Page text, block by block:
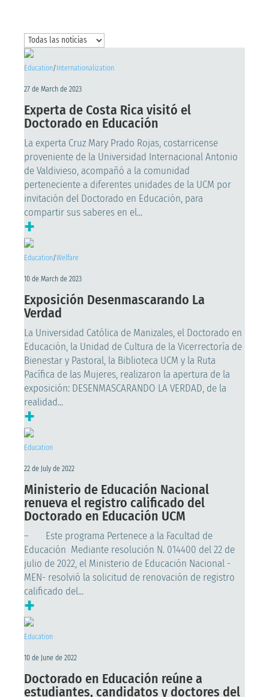
Education/ Internationalization
27 de March de 2023
Experta de Costa Rica visitó el
Doctorado en Educación
La experta Cruz Mary Prado Rojas, costarricense
proveniente de la Universidad Internacional Antonio
de Valdivieso, acompañó a la comunidad
perteneciente a diferentes unidades de la UCM por
invitación del Doctorado en Educación, para
compartir sus saberes en el...
+
Education/Welfare
10 de March de 2023
Exposición Desenmascarando La
Verdad
La Universidad Católica de Manizales, el Doctorado en
Educación, la Unidad de Cultura de la Vicerrectoría de
Bienestar y Pastoral, la Biblioteca UCM y la Ruta
Pacífica de las Mujeres, realizaron la apertura de la
exposición: DESENMASCARANDO LA VERDAD, de la
realidad...
+
Education
22 de July de 2022
Ministerio de Educación Nacional
renueva el registro calificado del
Doctorado en Educación UCM
– Este programa Pertenece a la Facultad de
Educación Mediante resolución N. 014400 del 22 de
julio de 2022, el Ministerio de Educación Nacional -
MEN- resolvió la solicitud de renovación de registro
calificado del...
+
Education
10 de June de 2022
Doctorado en Educación reúne a
estudiantes, candidatos y doctores del